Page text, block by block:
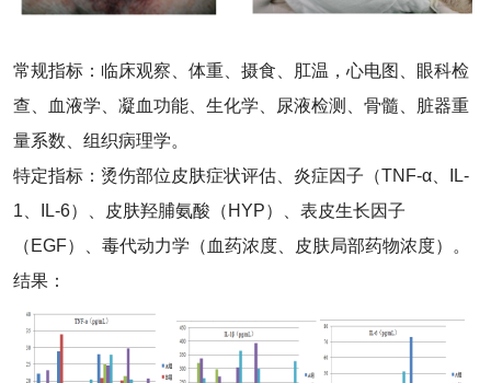
常规指标：临床观察、体重、摄食、肛温，心电图、眼科检
查、血液学、凝血功能、生化学、尿液检测、骨髓、脏器重
量系数、组织病理学。
特定指标：烫伤部位皮肤症状评估、炎症因子（TNF-α、IL-
1、IL-6）、皮肤羟脯氨酸（HYP）、表皮生长因子
（EGF）、毒代动力学（血药浓度、皮肤局部药物浓度）。
结果：